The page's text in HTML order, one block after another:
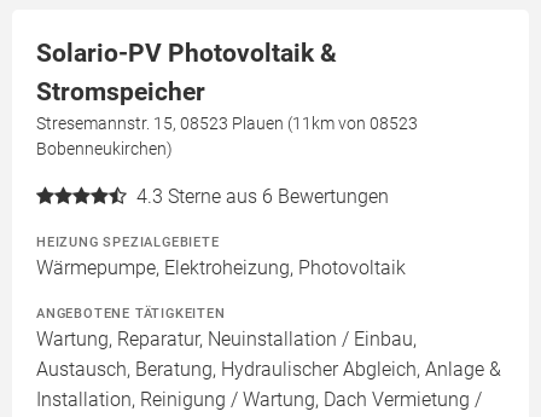
Solario-PV Photovoltaik &
Stromspeicher
Stresemannstr. 15, 08523 Plauen (11km von 08523
Bobenneukirchen)
4.3 Sterne aus 6 Bewertungen
HEIZUNG SPEZIALGEBIETE
Wärmepumpe, Elektroheizung, Photovoltaik
ANGEBOTENE TÄTIGKEITEN
Wartung, Reparatur, Neuinstallation / Einbau,
Austausch, Beratung, Hydraulischer Abgleich, Anlage &
Installation, Reinigung / Wartung, Dach Vermietung /